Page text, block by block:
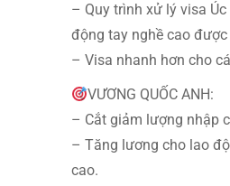
– Quy trình xử lý visa
động tay nghề cao được
– Visa nhanh hơn cho
VƯƠNG QUỐC ANH:
– Cắt giảm lượng nhập
– Tăng lương cho lao
cao.